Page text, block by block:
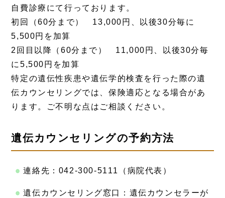
自費診療にて行っております。
初回（60分まで） 13,000円、以後30分毎に
5,500円を加算
2回目以降（60分まで） 11,000円、以後30分毎
に5,500円を加算
特定の遺伝性疾患や遺伝学的検査を行った際の遺
伝カウンセリングでは、保険適応となる場合があ
ります。ご不明な点はご相談ください。
遺伝カウンセリングの予約方法
連絡先：042-300-5111（病院代表）
遺伝カウンセリング窓口：遺伝カウンセラーが